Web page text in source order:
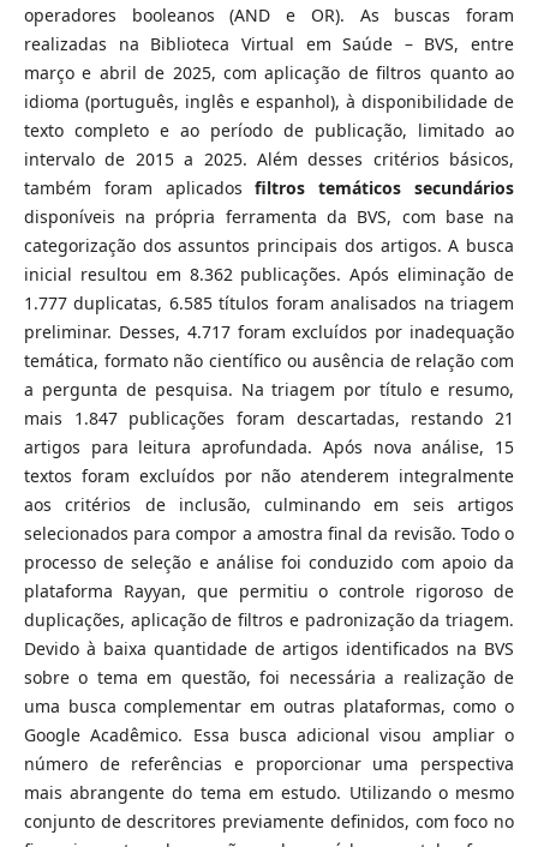
operadores booleanos (AND e OR). As buscas foram
realizadas na Biblioteca Virtual em Saúde – BVS, entre
março e abril de 2025, com aplicação de filtros quanto ao
idioma (português, inglês e espanhol), à disponibilidade de
texto completo e ao período de publicação, limitado ao
intervalo de 2015 a 2025. Além desses critérios básicos,
também foram aplicadosfiltros temáticos secundários
disponíveis na própria ferramenta da BVS, com base na
categorização dos assuntos principais dos artigos. A busca
inicial resultou em 8.362 publicações. Após eliminação de
1.777 duplicatas, 6.585 títulos foram analisados na triagem
preliminar. Desses, 4.717 foram excluídos por inadequação
temática, formato não científico ou ausência de relação com
a pergunta de pesquisa. Na triagem por título e resumo,
mais 1.847 publicações foram descartadas, restando 21
artigos para leitura aprofundada. Após nova análise, 15
textos foram excluídos por não atenderem integralmente
aos critérios de inclusão, culminando em seis artigos
selecionados para compor a amostra final da revisão. Todo o
processo de seleção e análise foi conduzido com apoio da
plataforma Rayyan, que permitiu o controle rigoroso de
duplicações, aplicação de filtros e padronização da triagem.
Devido à baixa quantidade de artigos identificados na BVS
sobre o tema em questão, foi necessária a realização de
uma busca complementar em outras plataformas, como o
Google Acadêmico. Essa busca adicional visou ampliar o
número de referências e proporcionar uma perspectiva
mais abrangente do tema em estudo. Utilizando o mesmo
conjunto de descritores previamente definidos, com foco no